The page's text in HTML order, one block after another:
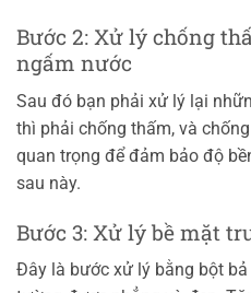
Bước 2: Xử lý chống
ngấm nước
Sau đó bạn phải xử lý lại
thì phải chống thấm, và
quan trọng để đảm bảo độ
sau này.
Bước 3: Xử lý bề mặt
Đây là bước xử lý bằng bột